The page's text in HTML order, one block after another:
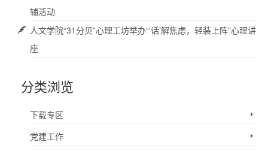
辅活动
人文学院“31分贝”心理工坊举办“‘话’解焦虑，轻装上阵”心理讲
座
分类浏览
下载专区
党建工作